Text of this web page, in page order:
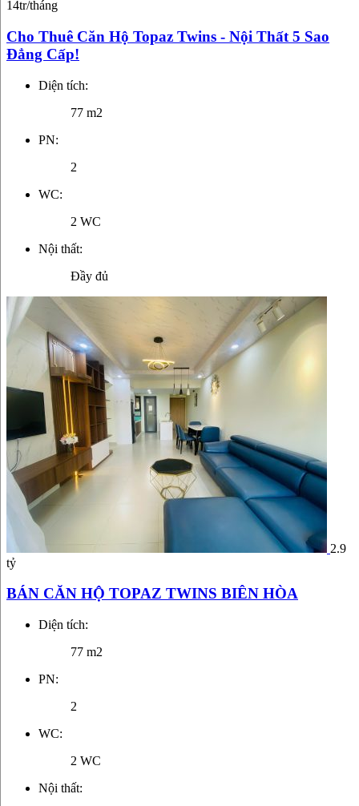
14tr/tháng
Cho Thuê Căn Hộ Topaz Twins - Nội Thất 5 Sao
Đẳng Cấp!
Diện tích:
77 m2
PN:
2
WC:
2 WC
Nội thất:
Đầy đủ
2.9
tỷ
BÁN CĂN HỘ TOPAZ TWINS BIÊN HÒA
Diện tích:
77 m2
PN:
2
WC:
2 WC
Nội thất: